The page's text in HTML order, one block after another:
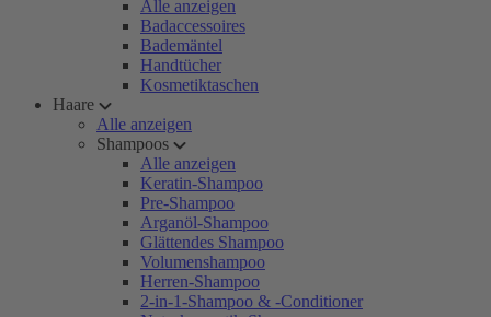
Alle anzeigen
Badaccessoires
Bademäntel
Handtücher
Kosmetiktaschen
Haare
Alle anzeigen
Shampoos
Alle anzeigen
Keratin-Shampoo
Pre-Shampoo
Arganöl-Shampoo
Glättendes Shampoo
Volumenshampoo
Herren-Shampoo
2-in-1-Shampoo & -Conditioner